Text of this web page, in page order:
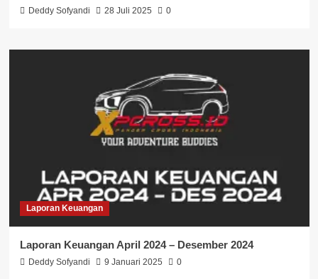
Deddy Sofyandi 28 Juli 2025 0
Laporan Keuangan
Laporan Keuangan April 2024 – Desember 2024
Deddy Sofyandi 9 Januari 2025 0